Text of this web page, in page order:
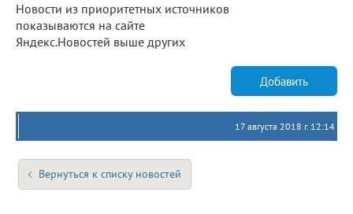
Новости из приоритетных источников
показываются на сайте
Яндекс.Новостей выше других
Добавить
17 августа 2018 г. 12:14
Вернуться к списку новостей